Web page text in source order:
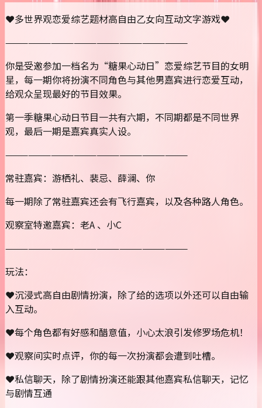
❤多世界观恋爱综艺题材高自由乙女向互动文字游戏❤
————————————————————————
你是受邀参加一档名为“糖果心动日”恋爱综艺节目的女明
星，每一期你将扮演不同角色与其他男嘉宾进行恋爱互动，
给观众呈现最好的节目效果。
第一季糖果心动日节目一共有六期，不同期都是不同世界
观，最后一期是嘉宾真实人设。
————————————————————————
常驻嘉宾：游栖礼、裴忌、薛澜、你
每一期除了常驻嘉宾还会有飞行嘉宾，以及各种路人角色。
观察室特邀嘉宾：老A 、小C
————————————————————————
玩法：
❤沉浸式高自由剧情扮演，除了给的选项以外还可以自由输
入互动。
❤每个角色都有好感和醋意值，小心太浪引发修罗场危机！
❤观察间实时点评，你的每一次扮演都会遭到吐槽。
❤私信聊天，除了剧情扮演还能跟其他嘉宾私信聊天，记忆
与剧情互通